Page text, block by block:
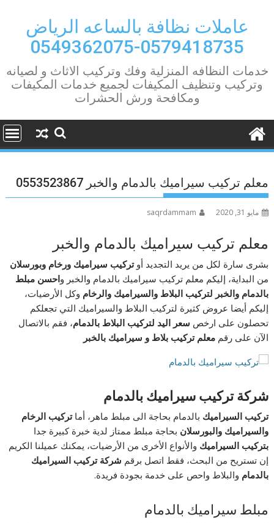
contentعاملات نظافة بالساعه الرياض
0579418735-0549362075
خدمات النظافه المنزلية وفك وتركيب الاثاث و لصيانه
وتركيب وتنظيف المكيفات لجميع خدمات المكيفات
ومكافحة ورش الحشرات
معلم تركيب سيراميك بالدمام والخبر 0553523867
مايو 31, 2020 saqrdammam
معلم تركيب سيراميك بالدمام والخبر
بشرى سارة لكل من يريد التجديد أوتركيب سيراميك ورخام وبورسلان
من البداية، إليكم معلم تركيب سيراميك بالدمام والخبر واحسن مبلط
بالدمام والخبر لتركيب البلاط والسيراميك والرخام وكل الأرضيات،
إليكم أيضا عروض كثيرة لتركيب البلاط والسيراميك التي تجعلكم
تحصلون على ارخص سعر اليد لتركيب البلاط بالدمام، فقم بالاتصال
الآن على رقممعلم تركيب بلاط و سيراميك بالخبر
شركة تركيب سيراميك بالدمام
تركيب السيراميك بالدمام بحاجة الى مبلط ماهر، أماتركيب الرخام
والسيراميك والبورسلان بحاجة مبلط ممتاز لدية خبرة كبيرة جدا
بتركيب السيراميك والأنواع الأخرى من الأرضيات، يمكنك عميلنا الكريم
إن تستريح من البحث، فقط اتصل برقم شركة تركيب السيراميك
بالدمام والبلاط واحص على خدمة بجودة فريدة.
مبلط سيراميك بالدمام